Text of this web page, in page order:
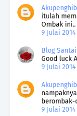
itulah
Ombak
9 Julai 2014
Blog Santai
Good luck
9 Julai 2014
9 Julai 2014